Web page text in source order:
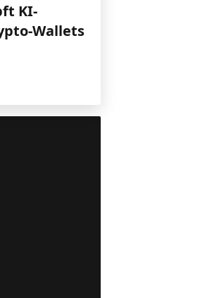
KI-
Wallets